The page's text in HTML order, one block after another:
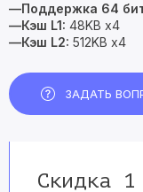
—Поддержка 64
—Кэш L1: 48KB x4
—Кэш L2: 512KB x4
ЗАДАТЬ
Скидка